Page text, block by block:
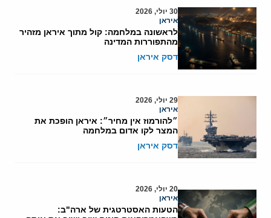
30 יולי, 2026
איראן
לראשונה במלחמה: קול מתוך איראן מזהיר
מהתפוררות המדינה
דסק איראן
29 יולי, 2026
איראן
״להורמוז אין מחיר״: איראן הופכת את
המצר לקו אדום במלחמה
דסק איראן
20 יולי, 2026
איראן
הטעות האסטרטגית של ארה"ב: